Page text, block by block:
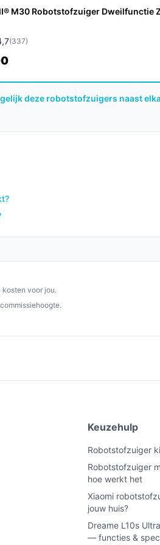
en
voldoende vrije ruimte
de handleiding.
(4,5 cm / 4,3 cm
en volg de handleiding voor
checks: controleer in
staat 220 V) en raadpleeg
waardoor je het station
(200 min) en groot
drempel- en hoogtewaarden
M30 Robotstofzuiger Dweilfunctie
(337)
deze robotstofzuigers naast
kosten voor jou.
Keuzehulp
Robotstofzuiger
Robotstofzuiger
hoe werkt het
Xiaomi
jouw huis?
Dreame L10s
— functies &